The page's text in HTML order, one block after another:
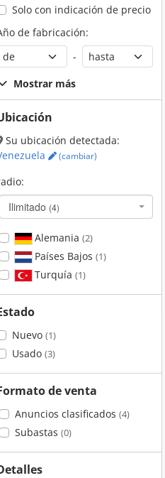
Solo con indicación de precio
de fabricación:
-
Mostrar más
Su ubicación detectada:
(cambiar)
Ilimitado (4)
Alemania (2)
Países Bajos (1)
Turquía (1)
Nuevo (1)
Usado (3)
de venta
Anuncios clasificados (4)
Subastas (0)